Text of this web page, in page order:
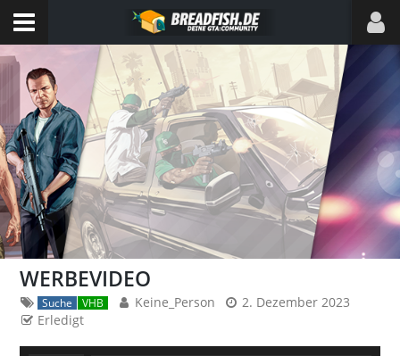
WERBEVIDEO
Suche VHB Keine_Person
2. Dezember 2023
Erledigt